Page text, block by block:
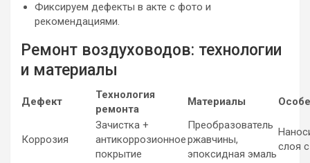
Фиксируем дефекты в акте с фото и
рекомендациями.
Ремонт воздуховодов: технологии
и материалы
Дефект
Технология
ремонта
Материалы
Коррозия
Зачистка +
антикоррозионное
покрытие
Преобразователь
ржавчины,
эпоксидная эмаль
слоя